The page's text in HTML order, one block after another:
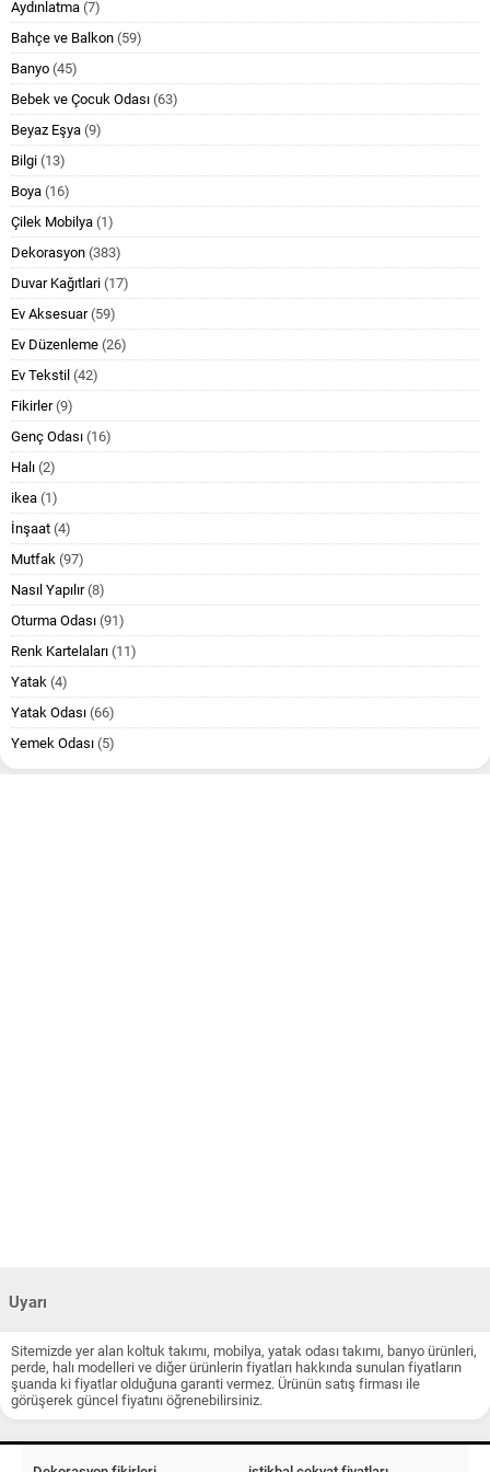
Aydınlatma (7)
Bahçe ve Balkon (59)
Banyo (45)
Bebek ve Çocuk Odası (63)
Beyaz Eşya (9)
Bilgi (13)
Boya (16)
Çilek Mobilya (1)
Dekorasyon (383)
Duvar Kağıtlari (17)
Ev Aksesuar(59)
Ev Düzenleme (26)
Ev Tekstil (42)
Fikirler(9)
Genç Odası (16)
Halı (2)
ikea (1)
İnşaat (4)
Mutfak (97)
Nasıl Yapılır(8)
Oturma Odası (91)
Renk Kartelaları (11)
Yatak (4)
Yatak Odası (66)
Yemek Odası (5)
Uyarı
Sitemizde yer alan koltuk takımı, mobilya, yatak odası takımı, banyo ürünleri,
perde, halı modelleri ve diğer ürünlerin fiyatları hakkında sunulan fiyatların
şuanda ki fiyatlar olduğuna garanti vermez. Ürünün satış firması ile
görüşerek güncel fiyatını öğrenebilirsiniz.